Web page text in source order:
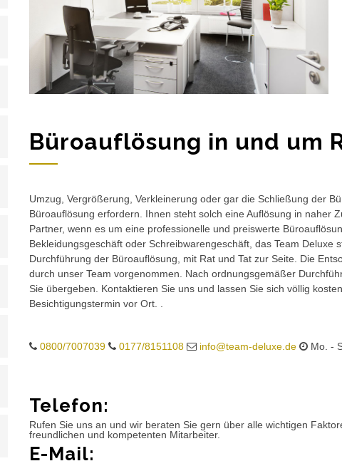
Büroauflösung in und um
Umzug, Vergrößerung, Verkleinerung oder gar die Schließung der
Büroauflösung erfordern. Ihnen steht solch eine Auflösung in naher
Partner, wenn es um eine professionelle und preiswerte
Bekleidungsgeschäft oder Schreibwarengeschäft, das Team
Durchführung der Büroauflösung, mit Rat und Tat zur Seite. Die
durch unser Team vorgenommen. Nach ordnungsgemäßer
Sie übergeben. Kontaktieren Sie uns und lassen Sie sich völlig
Besichtigungstermin vor Ort. .
0800/7007039 0177/8151108 info@team-deluxe.de Mo. -
Telefon:
Rufen Sie uns an und wir beraten Sie gern über alle wichtigen
freundlichen und kompetenten Mitarbeiter.
E-Mail: